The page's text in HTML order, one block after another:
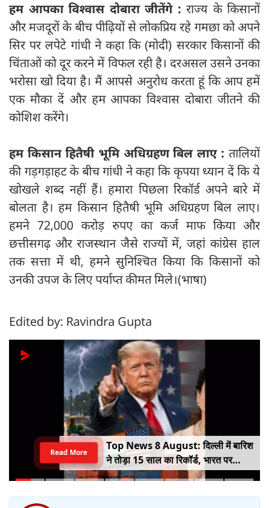
हम आपका विश्वास दोबारा जीतेंगे : राज्य के किसानों
और मजदूरों के बीच पीढ़ियों से लोकप्रिय रहे गमछा को अपने
सिर पर लपेटे गांधी ने कहा कि (मोदी) सरकार किसानों की
चिंताओं को दूर करने में विफल रही है। दरअसल उसने उनका
भरोसा खो दिया है। मैं आपसे अनुरोध करता हूं कि आप हमें
एक मौका दें और हम आपका विश्वास दोबारा जीतने की
कोशिश करेंगे।
हम किसान हितैषी भूमि अधिग्रहण बिल लाए : तालियों
की गड़गड़ाहट के बीच गांधी ने कहा कि कृपया ध्यान दें कि ये
खोखले शब्द नहीं हैं। हमारा पिछला रिकॉर्ड अपने बारे में
बोलता है। हम किसान हितैषी भूमि अधिग्रहण बिल लाए।
हमने 72,000 करोड़ रुपए का कर्ज माफ किया और
छत्तीसगढ़ और राजस्थान जैसे राज्यों में, जहां कांग्रेस हाल
तक सत्ता में थी, हमने सुनिश्चित किया कि किसानों को
उनकी उपज के लिए पर्याप्त कीमत मिले।(भाषा)
Edited by: Ravindra Gupta
Top News 8 August: दिल्ली में बारिश
ने तोड़ा 15 साल का रिकॉर्ड, भारत पर
100% टैरिफ का खतरा; Gen Z पर कंगना
Read More